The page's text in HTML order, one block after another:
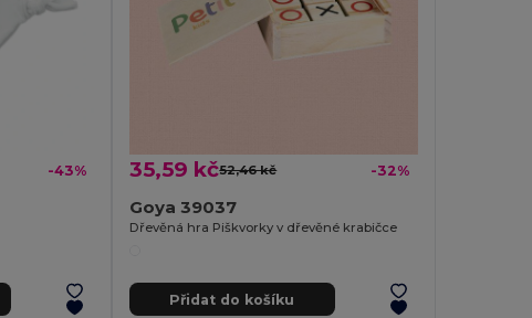
-43% 35,59 kč52,46 kč -32%
Goya 39037
Dřevěná hra Piškvorky v dřevěné krabičce
Přidat do košíku